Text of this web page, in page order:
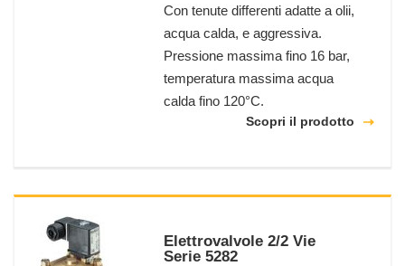
Con tenute differenti adatte a olii,
acqua calda, e aggressiva.
Pressione massima fino 16 bar,
temperatura massima acqua
calda fino 120°C.
Scopri il prodotto
Elettrovalvole 2/2 Vie
Serie 5282